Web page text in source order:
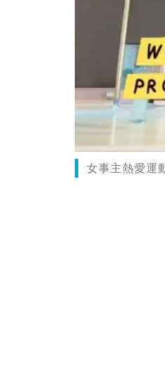
女事主熱愛運